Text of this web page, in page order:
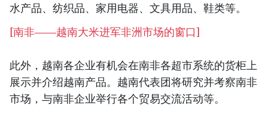
水产品、纺织品、家用电器、文具用品、鞋类等。
[南非——越南大米进军非洲市场的窗口]
此外，越南各企业有机会在南非各超市系统的货柜上
展示并介绍越南产品。越南代表团将研究并考察南非
市场，与南非企业举行各个贸易交流活动等。